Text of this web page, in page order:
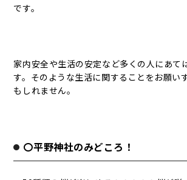
です。
家内安全や生活の安定など多くの人にあて
す。そのような生活に関することをお願い
もしれません。
〇平野神社のみどころ！